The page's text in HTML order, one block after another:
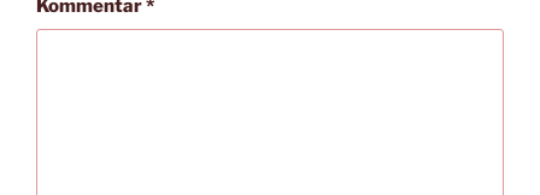
Kommentar*